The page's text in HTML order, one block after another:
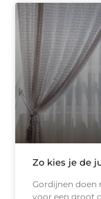
Zo kies je de
Gordijnen doen
voor een groot